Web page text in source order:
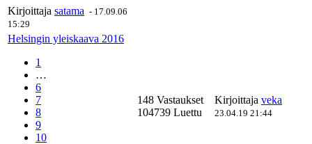
Kirjoittaja satama - 17.09.06
15:29
Helsingin yleiskaava 2016
1
…
6
7
8
9
10
148 Vastaukset
104739 Luettu
Kirjoittaja veka
23.04.19 21:44